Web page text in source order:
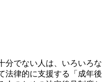
分でない人は、いろいろ
律的に支援する「成年